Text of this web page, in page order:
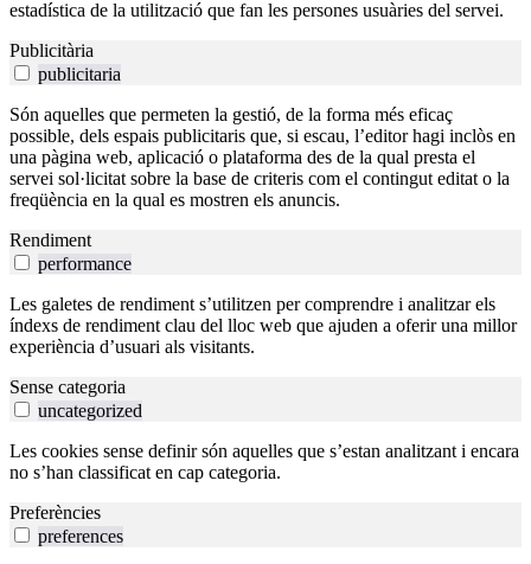
estadística de la utilització que fan les persones usuàries del servei.
Publicitària
publicitaria
Són aquelles que permeten la gestió, de la forma més eficaç
possible, dels espais publicitaris que, si escau, l’editor hagi inclòs en
una pàgina web, aplicació o plataforma des de la qual presta el
servei sol·licitat sobre la base de criteris com el contingut editat o la
freqüència en la qual es mostren els anuncis.
Rendiment
performance
Les galetes de rendiment s’utilitzen per comprendre i analitzar els
índexs de rendiment clau del lloc web que ajuden a oferir una millor
experiència d’usuari als visitants.
Sense categoria
uncategorized
Les cookies sense definir són aquelles que s’estan analitzant i encara
no s’han classificat en cap categoria.
Preferències
preferences